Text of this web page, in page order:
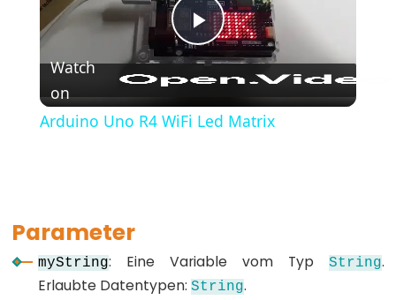
(Geschweifte
Klammern)
#define
#include
(include)
(Einzeiliger
Kommentar)
Play
Video
Watch
on
Arduino Uno R4 WiFi Led Matrix
Parameter
myString: Eine Variable vom Typ String.
Erlaubte Datentypen:String.